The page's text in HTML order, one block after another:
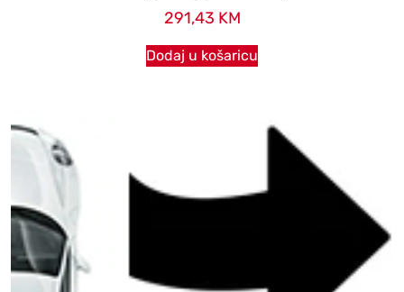
291,43 KM
Dodaj u košaricu